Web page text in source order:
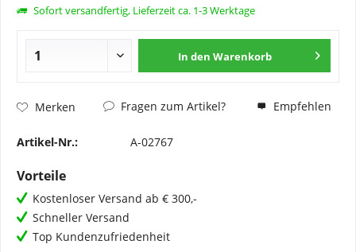
Sofort versandfertig, Lieferzeit ca. 1-3 Werktage
In den Warenkorb
Merken Fragen zum Artikel? Empfehlen
Artikel-Nr.: A-02767
Vorteile
Kostenloser Versand ab € 300,-
Schneller Versand
Top Kundenzufriedenheit